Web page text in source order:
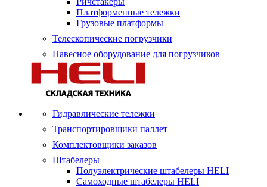
Платформенные тележки
Грузовые платформы
Телескопические погрузчики
Навесное оборудование для погрузчиков
Гидравлические тележки
Транспортировщики паллет
Комплектовщики заказов
Штабелеры
Полуэлектрические штабелеры HELI
Самоходные штабелеры HELI